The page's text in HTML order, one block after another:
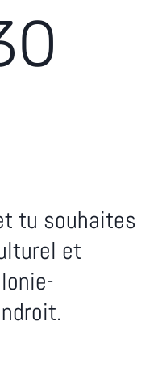
tu souhaites
et